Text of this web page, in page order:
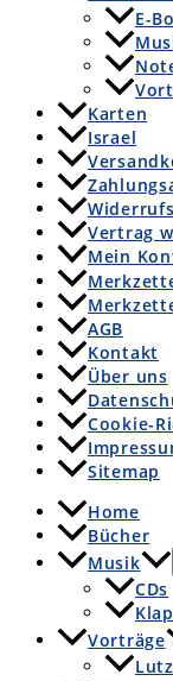
E-
Karten
Israel
Vertrag
Mein
AGB
Kontakt
Über uns
Cookie-
Sitemap
Home
Bücher
Musik
CDs
Vorträge